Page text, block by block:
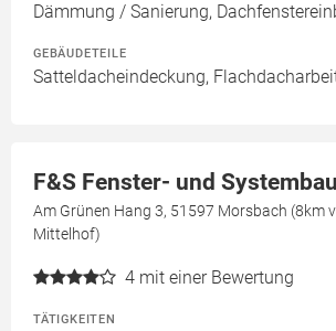
Dämmung / Sanierung,
GEBÄUDETEILE
Satteldacheindeckung,
F&S Fenster- und Systembau
Am Grünen Hang 3, 51597 Morsbach (8km
Mittelhof)
4 mit einer Bewertung
TÄTIGKEITEN